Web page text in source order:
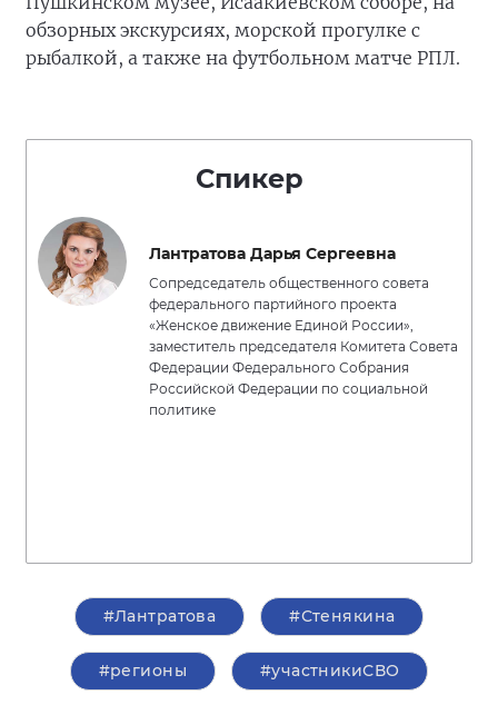
обзорных экскурсиях, морской прогулке с
рыбалкой, а также на футбольном матче РПЛ.
Спикер
Лантратова Дарья Сергеевна
Сопредседатель общественного совета
федерального партийного проекта
«Женское движение Единой России»,
заместитель председателя Комитета Совета
Федерации Федерального Собрания
Российской Федерации по социальной
политике
#Лантратова #Стенякина
#регионы #участникиСВО